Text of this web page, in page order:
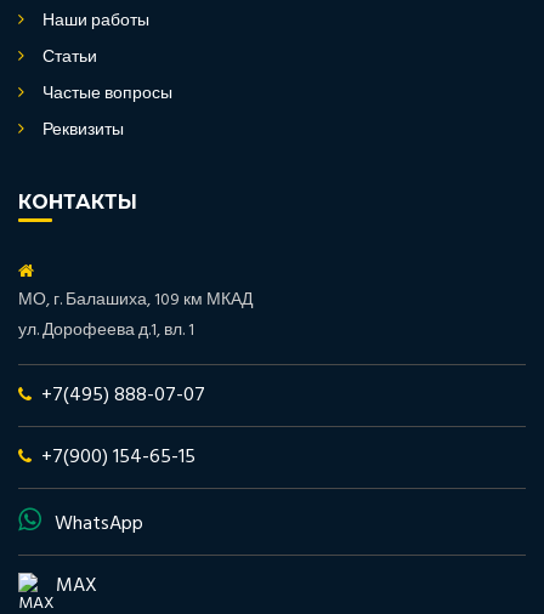
Наши работы
Статьи
Частые вопросы
Реквизиты
КОНТАКТЫ
МО, г. Балашиха, 109 км МКАД
ул. Дорофеева д.1, вл. 1
+7(495) 888-07-07
+7(900) 154-65-15
WhatsApp
MAX